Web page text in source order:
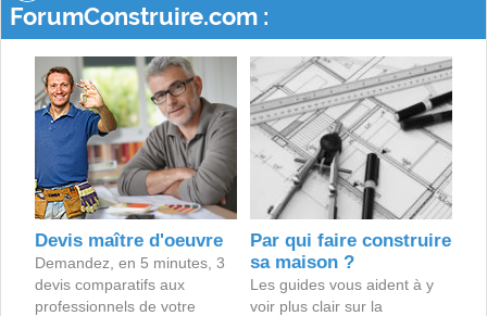
ForumConstruire.com :
Devis maître d'oeuvre
Demandez, en 5 minutes, 3
devis comparatifs aux
professionnels de votre
Par qui faire construire
sa maison ?
Les guides vous aident à y
voir plus clair sur la